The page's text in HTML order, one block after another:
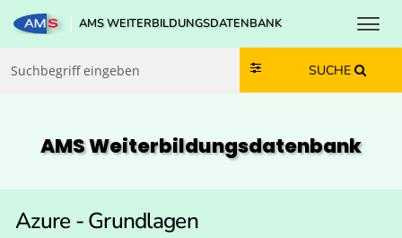
Zum Inhalt springen
Zum Navmenü springen
Zur Suche springen
Zur Footer springen
AMS WEITERBILDUNGSDATENBANK
SUCHE
AMS Weiterbildungs­datenbank
Azure - Grundlagen